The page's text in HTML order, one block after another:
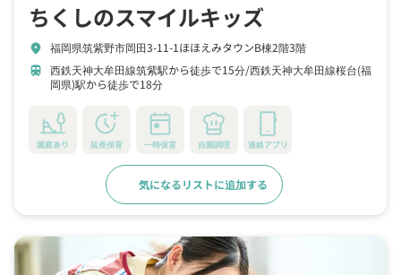
ちくしのスマイルキッズ
location_on 福岡県筑紫野市岡田3-11-1ほほえみタウンB棟2階3階
train 西鉄天神大牟田線筑紫駅から徒歩で15分 西鉄天神大牟田線桜台(福
岡県)駅から徒歩で18分
園庭あり 延長保育 一時保育 自園調理 連絡アプリ
気になるリストに追加する